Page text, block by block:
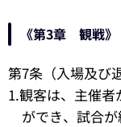
《第3章 観戦》
第7条（入場及び
1.観客は、主催
ができ、試合